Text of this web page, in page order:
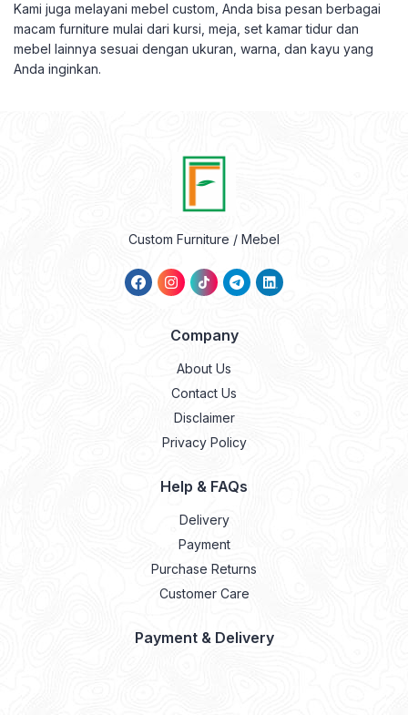
Kami juga melayani mebel custom, Anda bisa pesan berbagai
macam furniture mulai dari kursi, meja, set kamar tidur dan
mebel lainnya sesuai dengan ukuran, warna, dan kayu yang
Anda inginkan.
Custom Furniture / Mebel
Company
About Us
Contact Us
Disclaimer
Privacy Policy
Help & FAQs
Delivery
Payment
Purchase Returns
Customer Care
Payment & Delivery